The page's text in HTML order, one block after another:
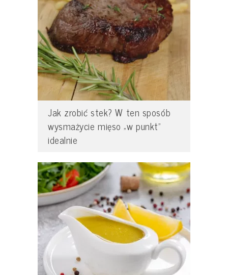
Jak zrobić stek? W ten sposób
wysmażycie mięso „w punkt”
idealnie